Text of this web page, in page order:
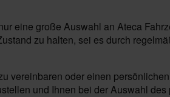
eine große Auswahl an Ateca
zu halten, sei es durch
vereinbaren oder einen
und Ihnen bei der Auswahl